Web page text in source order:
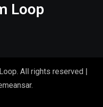
Loop
All rights reserved |
.